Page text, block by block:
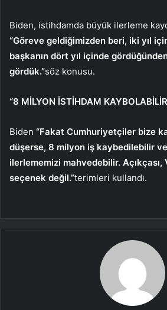
Biden, istihdamda büyük ilerleme
“Göreve geldiğimizden beri, iki yıl
başkanın dört yıl içinde
gördük.”söz konusu.
“8 MİLYON İSTİHDAM
Biden “Fakat Cumhuriyetçiler bize
düşerse, 8 milyon iş kaybedilebilir
ilerlememizi mahvedebilir. Açıkçası,
seçenek değil.”terimleri kullandı.